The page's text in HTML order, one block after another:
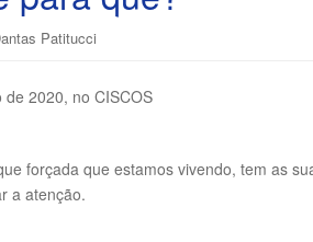
Patitucci
2020, no CISCOS
forçada que estamos vivendo, tem as
a atenção.